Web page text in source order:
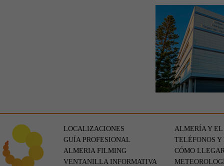
LOCALIZACIONES
GUÍA PROFESIONAL
ALMERIA FILMING
VENTANILLA INFORMATIVA
ALMERÍA Y EL
TELÉFONOS Y
CÓMO